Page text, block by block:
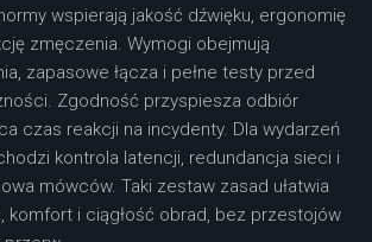
wspierają jakość dźwięku, ergonomię
zmęczenia. Wymogi obejmują
zapasowe łącza i pełne testy przed
Zgodność przyspiesza odbiór
czas reakcji na incydenty. Dla wydarzeń
kontrola latencji, redundancja sieci i
mówców. Taki zestaw zasad ułatwia
komfort i ciągłość obrad, bez przestojów